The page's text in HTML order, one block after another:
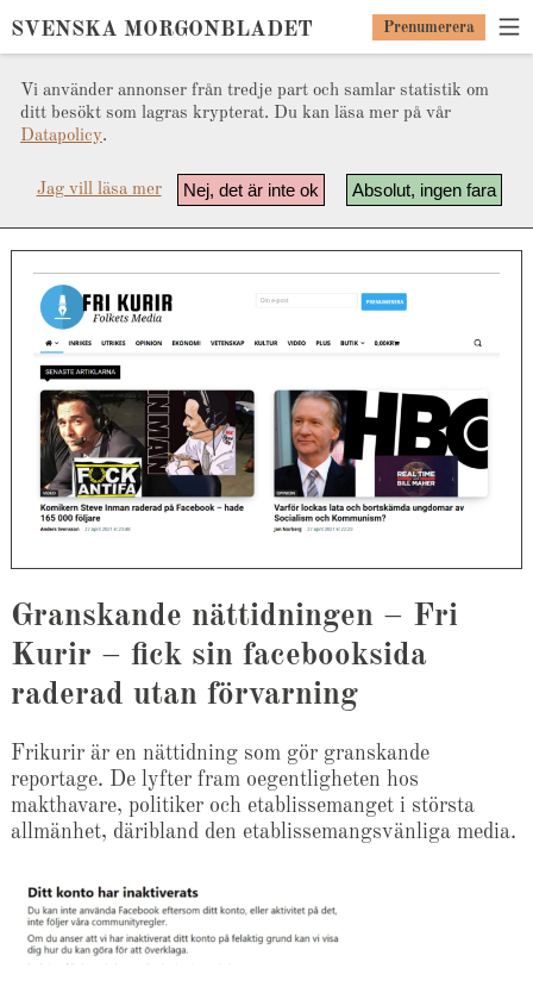
Vi använder annonser från tredje part och samlar statistik om
ditt besökt som lagras krypterat. Du kan läsa mer på vår
Datapolicy.
Absolut, ingen fara
Nej, det är inte ok
Jag vill läsa mer
SVENSKA MORGONBLADET Prenumerera
Granskande nättidningen – Fri
Kurir – fick sin facebooksida
raderad utan förvarning
Frikurir är en nättidning som gör granskande
reportage. De lyfter fram oegentligheten hos
makthavare, politiker och etablissemanget i största
allmänhet, däribland den etablissemangsvänliga media.